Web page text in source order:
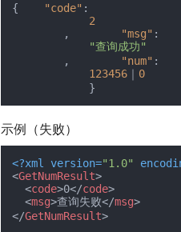
{ "code" :
2
,
"msg" :
"查询成功"
,
"num" :
123456 ｜ 0
}
示例（失败）
<?xml version="1.0"
<GetNumResult>
<code>0</code>
<msg>查询失败</msg>
</GetNumResult>